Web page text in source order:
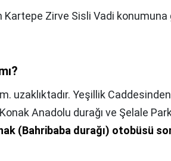
Kartepe Zirve Sisli Vadi konumuna
uzaklıktadır. Yeşillik
Anadolu durağı ve Şelale
(Bahribaba durağı) otobüsü